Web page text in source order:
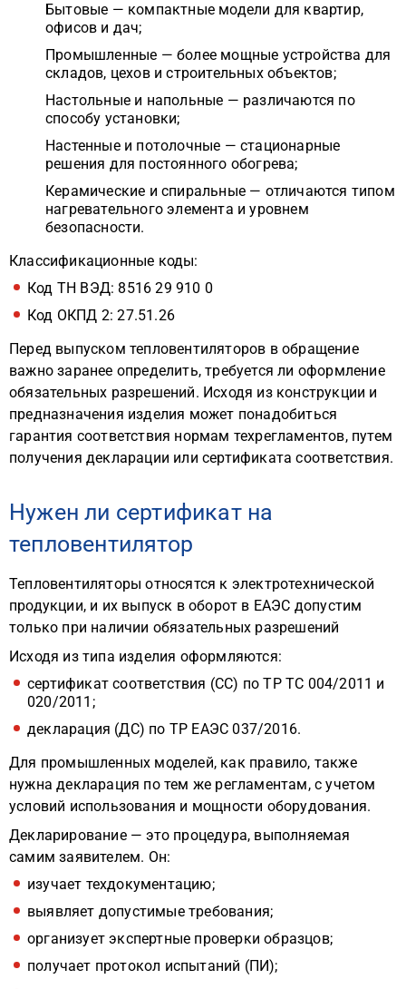
Бытовые — компактные модели для квартир,
офисов и дач;
Промышленные — более мощные устройства для
складов, цехов и строительных объектов;
Настольные и напольные — различаются по
способу установки;
Настенные и потолочные — стационарные
решения для постоянного обогрева;
Керамические и спиральные — отличаются типом
нагревательного элемента и уровнем
безопасности.
Классификационные коды:
Код ТН ВЭД: 8516 29 910 0
Код ОКПД 2: 27.51.26
Перед выпуском тепловентиляторов в обращение
важно заранее определить, требуется ли оформление
обязательных разрешений. Исходя из конструкции и
предназначения изделия может понадобиться
гарантия соответствия нормам техрегламентов, путем
получения декларации или сертификата соответствия.
Нужен ли сертификат на
тепловентилятор
Тепловентиляторы относятся к электротехнической
продукции, и их выпуск в оборот в ЕАЭС допустим
только при наличии обязательных разрешений
Исходя из типа изделия оформляются:
сертификат соответствия (СС) по ТР ТС 004/2011 и
020/2011;
декларация (ДС) по ТР ЕАЭС 037/2016.
Для промышленных моделей, как правило, также
нужна декларация по тем же регламентам, с учетом
условий использования и мощности оборудования.
Декларирование — это процедура, выполняемая
самим заявителем. Он:
изучает техдокументацию;
выявляет допустимые требования;
организует экспертные проверки образцов;
получает протокол испытаний (ПИ);